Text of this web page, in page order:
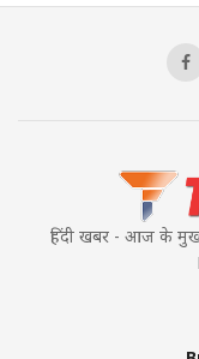
हिंदी खबर - आज के